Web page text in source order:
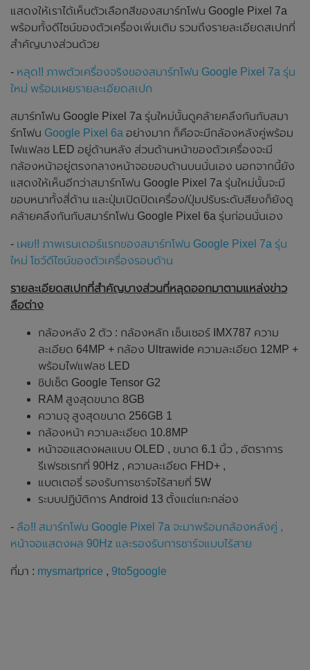
แสดงให้เราได้เห็นตัวเลือกสีของสมาร์ทโฟน Google Pixel 7a
พร้อมทั้งดีไซน์ของตัวเครื่องเพิ่มเติม รวมถึงรายละเอียดสเปกที่
สำคัญบางส่วนด้วย
- หลุด!! ภาพตัวเครื่องจริงของสมาร์ทโฟน Google Pixel 7a รุ่น
ใหม่ พร้อมเผยรายละเอียดสเปก
สมาร์ทโฟน Google Pixel 7a รุ่นใหม่นั้นดูคล้ายคลึงกันกับสมา
ร์ทโฟน Google Pixel 6a อย่างมาก ก็คือจะมีกล้องหลังคู่พร้อม
ไฟแฟลช LED อยู่ด้านหลัง ส่วนด้านหน้าของตัวเครื่องจะมี
กล้องหน้าอยู่ตรงกลางหน้าจอขอบด้านบนนั่นเอง นอกจากนี้ยัง
แสดงให้เห็นอีกว่าสมาร์ทโฟน Google Pixel 7a รุ่นใหม่นั้นจะมี
ขอบหนาทั้งสี่ด้าน และปุ่มเปิดปิดเครื่อง/ปุ่มปรับระดับสียงก็ยังดู
คล้ายคลึงกันกับสมาร์ทโฟน Google Pixel 6a รุ่นก่อนนั่นเอง
- เผย!! ภาพเรนเดอร์แรกของสมาร์ทโฟน Google Pixel 7a รุ่น
ใหม่ โชว์ดีไซน์ของตัวเครื่องรอบด้าน
รายละเอียดสเปกที่สำคัญบางส่วนที่หลุดออกมาตามแหล่งข่าว
ลือต่าง
กล้องหลัง 2 ตัว : กล้องหลัก เซ็นเซอร์ IMX787 ความ
ละเอียด 64MP + กล้อง Ultrawide ความละเอียด 12MP +
พร้อมไฟแฟลช LED
ชิปเซ็ต Google Tensor G2
RAM สูงสุดขนาด 8GB
ความจุ สูงสุดขนาด 256GB 1
กล้องหน้า ความละเอียด 10.8MP
หน้าจอแสดงผลแบบ OLED , ขนาด 6.1 นิ้ว , อัตราการ
รีเฟรชเรทที่ 90Hz , ความละเอียด FHD+ ,
แบตเตอรี่ รองรับการชาร์จไร้สายที่ 5W
ระบบปฏิบัติการ Android 13 ตั้งแต่แกะกล่อง
- ลือ!! สมาร์ทโฟน Google Pixel 7a จะมาพร้อมกล้องหลังคู่ ,
หน้าจอแสดงผล 90Hz และรองรับการชาร์จแบบไร้สาย
ที่มา : mysmartprice , 9to5google